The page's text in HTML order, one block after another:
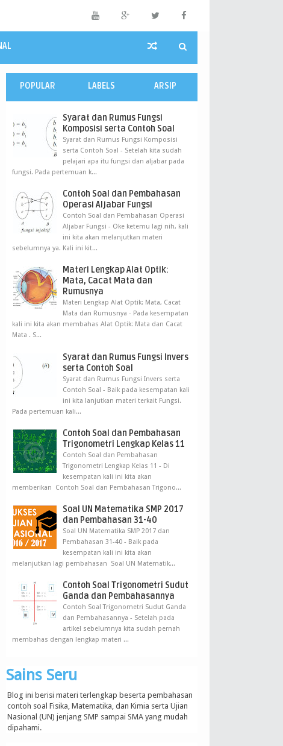
POPULAR LABELS ARSIP
Syarat dan Rumus Fungsi
Komposisi serta Contoh Soal
Syarat dan Rumus Fungsi Komposisi
serta Contoh Soal - Setelah kita sudah
pelajari apa itu fungsi dan aljabar pada
fungsi. Pada pertemuan k...
Contoh Soal dan Pembahasan
Operasi Aljabar Fungsi
Contoh Soal dan Pembahasan Operasi
Aljabar Fungsi - Oke ketemu lagi nih, kali
ini kita akan melanjutkan materi
sebelumnya ya. Kali ini kit...
Materi Lengkap Alat Optik:
Mata, Cacat Mata dan
Rumusnya
Materi Lengkap Alat Optik: Mata, Cacat
Mata dan Rumusnya - Pada kesempatan
kali ini kita akan membahas Alat Optik: Mata dan Cacat
Mata . S...
Syarat dan Rumus Fungsi Invers
serta Contoh Soal
Syarat dan Rumus Fungsi Invers serta
Contoh Soal - Baik pada kesempatan kali
ini kita lanjutkan materi terkait Fungsi.
Pada pertemuan kali...
Contoh Soal dan Pembahasan
Trigonometri Lengkap Kelas 11
Contoh Soal dan Pembahasan
Trigonometri Lengkap Kelas 11 - Di
kesempatan kali ini kita akan
memberikan Contoh Soal dan Pembahasan Trigono...
Soal UN Matematika SMP 2017
dan Pembahasan 31-40
Soal UN Matematika SMP 2017 dan
Pembahasan 31-40 - Baik pada
kesempatan kali ini kita akan
melanjutkan lagi pembahasan Soal UN Matematik...
Contoh Soal Trigonometri Sudut
Ganda dan Pembahasannya
Contoh Soal Trigonometri Sudut Ganda
dan Pembahasannya - Setelah pada
artikel sebelumnya kita sudah pernah
membahas dengan lengkap materi ...
Sains Seru
Blog ini berisi materi terlengkap beserta pembahasan
contoh soal Fisika, Matematika, dan Kimia serta Ujian
Nasional (UN) jenjang SMP sampai SMA yang mudah
dipahami.